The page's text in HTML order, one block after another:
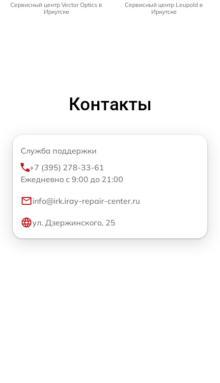
Сервисный центр Vector Optics в
Иркутске
Сервисный центр Leupold в
Иркутске
Контакты
Служба поддержки
+7 (395) 278-33-61
Ежедневно с 9:00 до 21:00
info@irk.iray-repair-center.ru
ул. Дзержинского, 25